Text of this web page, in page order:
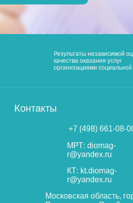
Результаты независимой
качества оказания услуг
организациями
Контакты
+7 (498) 661-08-
МРТ: diomag-
r@yandex.ru
КТ: kt.diomag-
r@yandex.ru
Московская область,